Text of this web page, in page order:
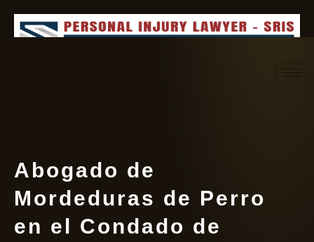
Abogado de
Mordeduras de Perro
en el Condado de